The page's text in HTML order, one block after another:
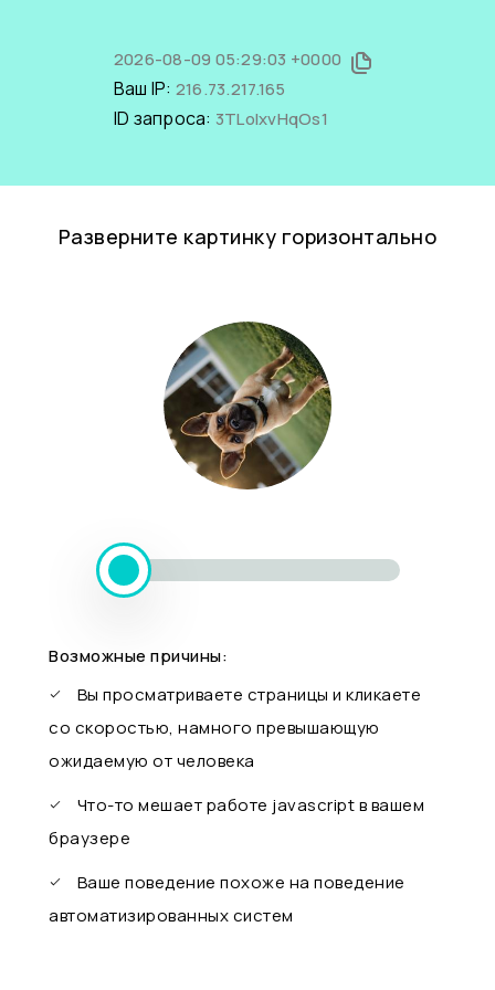
2026-08-09 05:29:03 +0000
Ваш IP: 216.73.217.165
ID запроса: 3TLolxvHqOs1
Разверните картинку горизонтально
Возможные причины:
Вы просматриваете страницы и кликаете
со скоростью, намного превышающую
ожидаемую от человека
Что-то мешает работе javascript в вашем
браузере
Ваше поведение похоже на поведение
автоматизированных систем